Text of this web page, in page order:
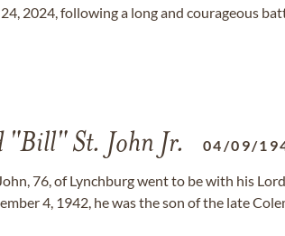
2024, following a long and courageous
St. John Jr. 04/09/
76, of Lynchburg went to be with his
4, 1942, he was the son of the late